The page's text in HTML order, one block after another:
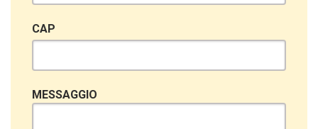
CAP
MESSAGGIO